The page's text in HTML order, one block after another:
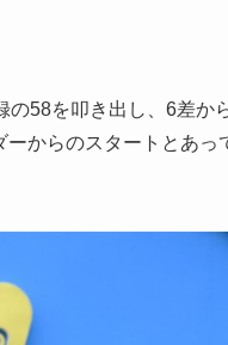
58を叩き出し、6差か
からのスタートとあっ